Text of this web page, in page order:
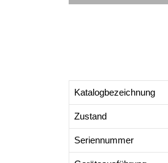
Katalogbezeichnung
Zustand
Seriennummer